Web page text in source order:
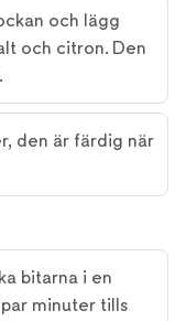
och lägg
och citron. Den
den är färdig när
bitarna i en
minuter tills